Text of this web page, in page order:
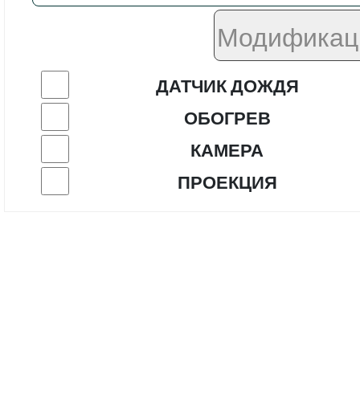
ДАТЧИК ДОЖДЯ
ОБОГРЕВ
КАМЕРА
ПРОЕКЦИЯ